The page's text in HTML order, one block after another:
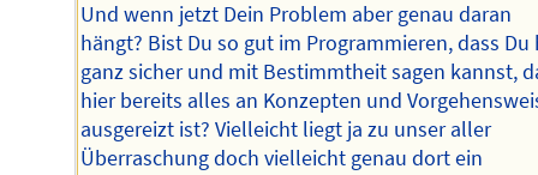
Und wenn jetzt Dein Problem aber genau daran
hängt? Bist Du so gut im Programmieren, dass Du
ganz sicher und mit Bestimmtheit sagen kannst,
hier bereits alles an Konzepten und
ausgereizt ist? Vielleicht liegt ja zu unser aller
Überraschung doch vielleicht genau dort ein